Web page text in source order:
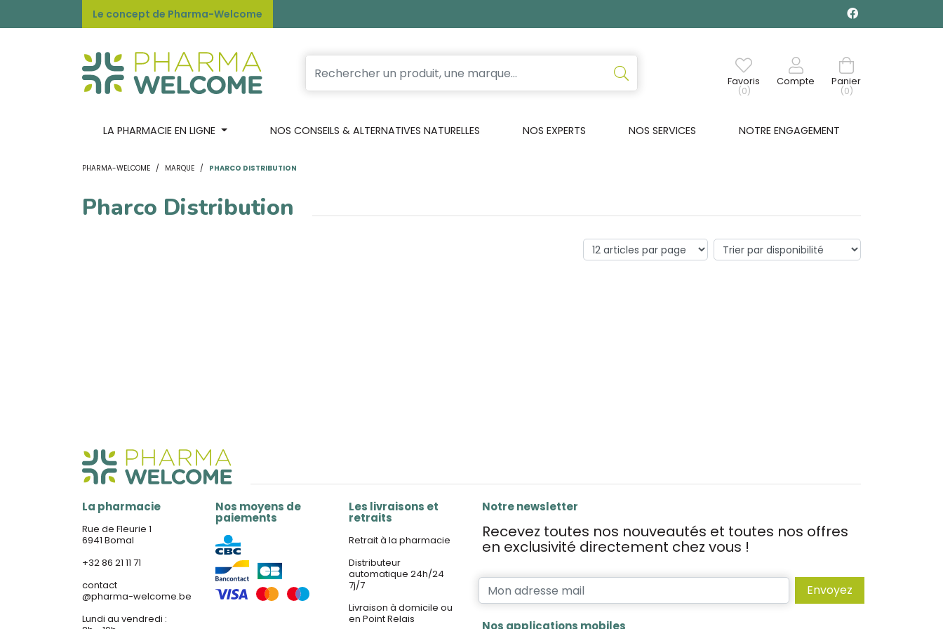
Le concept de Pharma-Welcome
Favoris
(0)
Compte
Panier
(0)
LA PHARMACIE EN LIGNE NOS CONSEILS & ALTERNATIVES NATURELLES NOS EXPERTS NOS SERVICES NOTRE ENGAGEMENT
PHARMA-WELCOME MARQUE PHARCO DISTRIBUTION
Pharco Distribution
La pharmacie
Rue de Fleurie 1
6941 Bomal
+32 86 21 11 71
contact
@pharma-welcome.be
Lundi au vendredi :
Nos moyens de
paiements
Les livraisons et
retraits
Retrait à la pharmacie
Distributeur
automatique 24h/24
7j/7
Livraison à domicile ou
en Point Relais
Notre newsletter
Recevez toutes nos nouveautés et toutes nos offres
en exclusivité directement chez vous !
Envoyez
Nos applications mobiles